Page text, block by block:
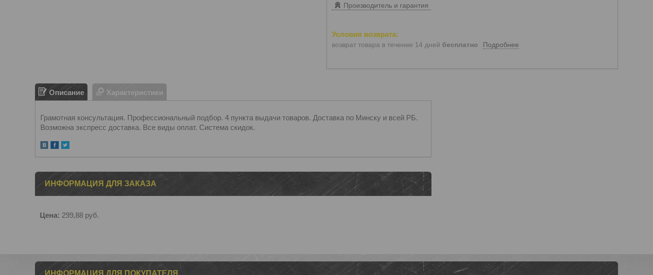
Производитель и гарантия
возврат товара в течение 14 дней бесплатно Подробнее
Описание Характеристики
Грамотная консультация. Профессиональный подбор. 4 пункта выдачи товаров. Доставка по Минску и всей РБ.
Возможна экспресс доставка. Все виды оплат. Система скидок.
ИНФОРМАЦИЯ ДЛЯ ЗАКАЗА
Цена: 299,88 руб.
ИНФОРМАЦИЯ ДЛЯ ПОКУПАТЕЛЯ